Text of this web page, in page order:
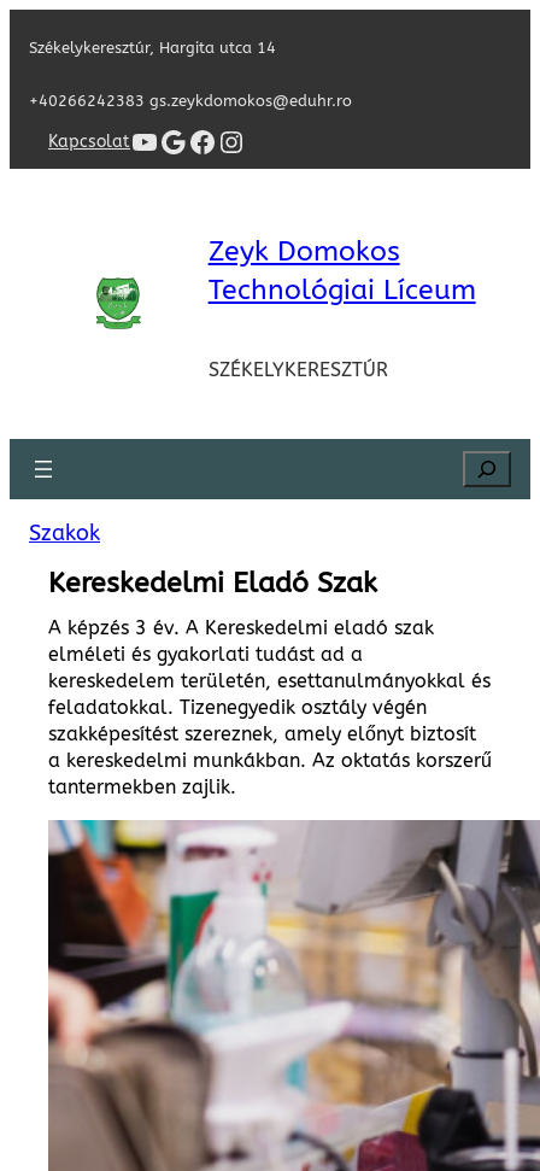
Székelykeresztúr, Hargita utca 14
+40266242383 gs.zeykdomokos@eduhr.ro
KapcsolatYouTube
Google
Facebook
Instagram
Zeyk Domokos
Technológiai Líceum
SZÉKELYKERESZTÚR
Search
Szakok
Kereskedelmi Eladó Szak
A képzés 3 év. A Kereskedelmi eladó szak
elméleti és gyakorlati tudást ad a
kereskedelem területén, esettanulmányokkal és
feladatokkal. Tizenegyedik osztály végén
szakképesítést szereznek, amely előnyt biztosít
a kereskedelmi munkákban. Az oktatás korszerű
tantermekben zajlik.